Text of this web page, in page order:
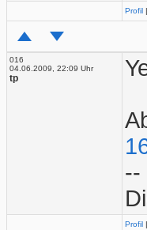
Profil
016
04.06.2009, 22:09 Uhr
tp
--
Profil